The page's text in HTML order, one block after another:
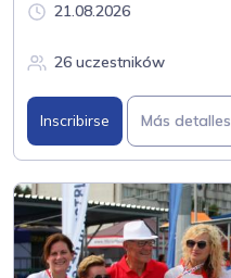
21.08.2026
26 uczestników
Inscribirse Más detalles